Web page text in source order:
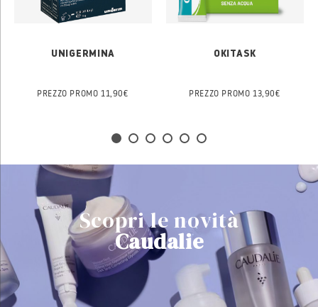
UNIGERMINA
PREZZO PROMO 11,90€
OKITASK
PREZZO PROMO 13,90€
Scopri le novità
Caudalie